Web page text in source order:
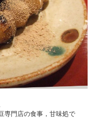
専門店の食事，甘味処で